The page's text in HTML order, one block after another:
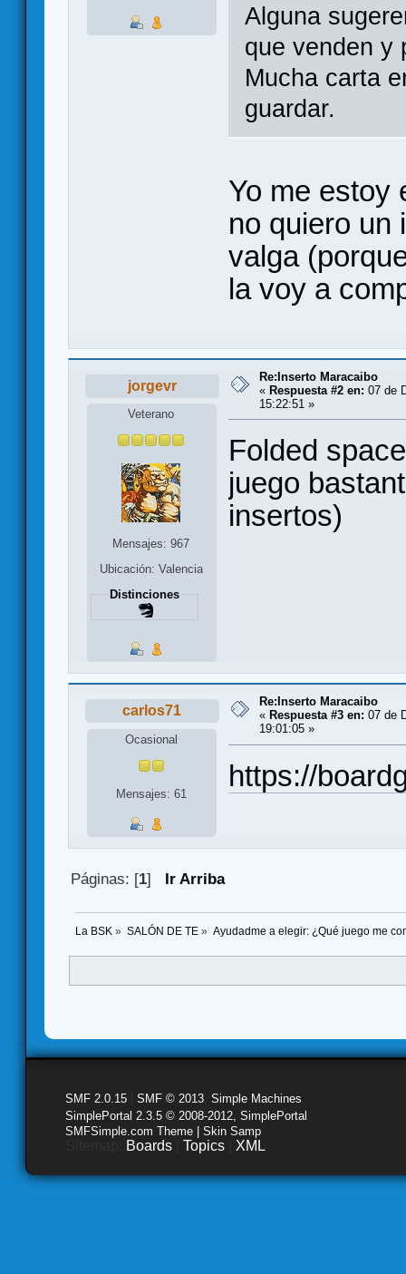
Alguna
que venden y
Mucha carta
guardar.
Yo me estoy
no quiero un
valga
la voy a
jorgevr
Veterano
Mensajes: 967
Ubicación: Valencia
Distinciones
Re:Inserto Maracaibo
« Respuesta #2 en: 07 de
15:22:51 »
Folded
juego
insertos)
carlos71
Ocasional
Mensajes: 61
Re:Inserto Maracaibo
« Respuesta #3 en: 07 de
19:01:05 »
https://
Páginas: [1] Ir Arriba
La BSK » SALÓN DE TE » Ayudadme a elegir: ¿Qué juego me
SMF 2.0.15 SMF © 2013 Simple Machines
SimplePortal 2.3.5 © 2008-2012, SimplePortal
SMFSimple.com Theme | Skin Samp
Boards Topics XML